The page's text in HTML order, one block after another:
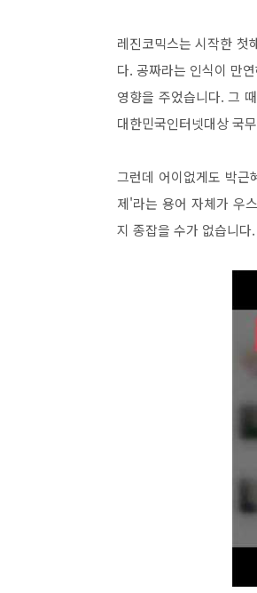
레진코믹스는 시작한 첫
다. 공짜라는 인식이 만
영향을 주었습니다. 그
대한민국인터넷대상 국
그런데 어이없게도 박근
제'라는 용어 자체가 우
지 종잡을 수가 없습니다.